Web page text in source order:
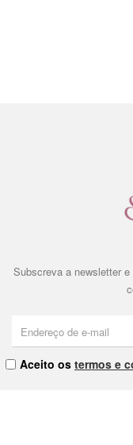
Subscreva a newsletter e
Aceito os termos e